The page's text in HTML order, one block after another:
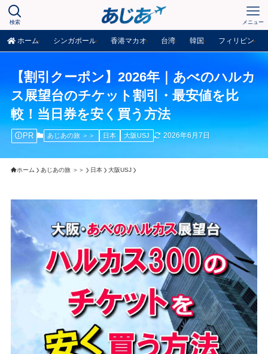
検索 メニュー
ホーム シンガポール 香港マカオ 台湾 韓国 フィリピン
【割引クーポン】2026年｜あべのハルカ
ス展望台のチケット割引・最安値を比
較！当日券を安く買う方法
PR あじあの旅 ＞＞ 日本 大阪USJ 2026年6月7日
ホーム あじあの旅 ＞＞ 日本 大阪USJ